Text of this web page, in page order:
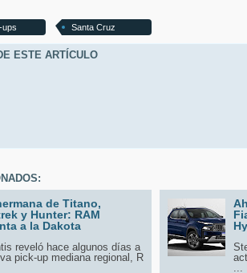
ups Santa Cruz
ESTE ARTÍCULO
de Titano,
y Hunter: RAM
a la Dakota
reveló hace algunos días a
pick-up mediana regional, R